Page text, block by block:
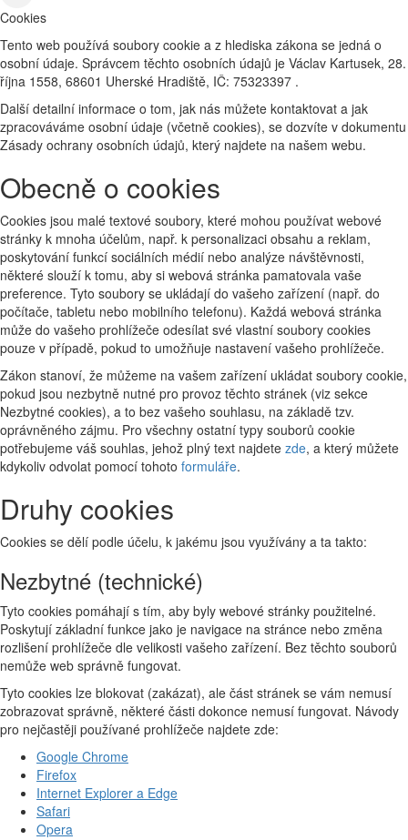
Cookies
Tento web používá soubory cookie a z hlediska zákona se jedná o
osobní údaje. Správcem těchto osobních údajů je Václav Kartusek, 28.
října 1558, 68601 Uherské Hradiště, IČ: 75323397 .
Další detailní informace o tom, jak nás můžete kontaktovat a jak
zpracováváme osobní údaje (včetně cookies), se dozvíte v dokumentu
Zásady ochrany osobních údajů, který najdete na našem webu.
Obecně o cookies
Cookies jsou malé textové soubory, které mohou používat webové
stránky k mnoha účelům, např. k personalizaci obsahu a reklam,
poskytování funkcí sociálních médií nebo analýze návštěvnosti,
některé slouží k tomu, aby si webová stránka pamatovala vaše
preference. Tyto soubory se ukládají do vašeho zařízení (např. do
počítače, tabletu nebo mobilního telefonu). Každá webová stránka
může do vašeho prohlížeče odesílat své vlastní soubory cookies
pouze v případě, pokud to umožňuje nastavení vašeho prohlížeče.
Zákon stanoví, že můžeme na vašem zařízení ukládat soubory cookie,
pokud jsou nezbytně nutné pro provoz těchto stránek (viz sekce
Nezbytné cookies), a to bez vašeho souhlasu, na základě tzv.
oprávněného zájmu. Pro všechny ostatní typy souborů cookie
potřebujeme váš souhlas, jehož plný text najdete zde, a který můžete
kdykoliv odvolat pomocí tohoto formuláře.
Druhy cookies
Cookies se dělí podle účelu, k jakému jsou využívány a ta takto:
Nezbytné (technické)
Tyto cookies pomáhají s tím, aby byly webové stránky použitelné.
Poskytují základní funkce jako je navigace na stránce nebo změna
rozlišení prohlížeče dle velikosti vašeho zařízení. Bez těchto souborů
nemůže web správně fungovat.
Tyto cookies lze blokovat (zakázat), ale část stránek se vám nemusí
zobrazovat správně, některé části dokonce nemusí fungovat. Návody
pro nejčastěji používané prohlížeče najdete zde:
Google Chrome
Firefox
Internet Explorer a Edge
Safari
Opera